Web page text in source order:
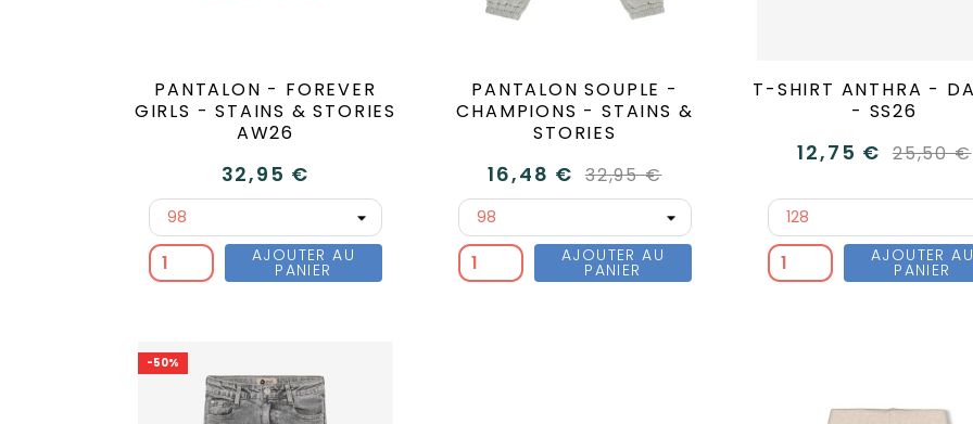
PANTALON - FOREVER
GIRLS - STAINS & STORIES
AW26
32,95 €
AJOUTER AU
PANIER
PANTALON SOUPLE -
CHAMPIONS - STAINS &
STORIES
16,48 € 32,95 €
AJOUTER AU
PANIER
T-SHIRT ANTHRA -
- SS26
12,75 € 25,50 €
AJOUTER AU
PANIER
-50%